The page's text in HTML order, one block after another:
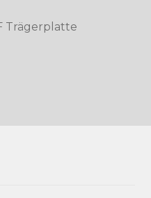
Trägerplatte